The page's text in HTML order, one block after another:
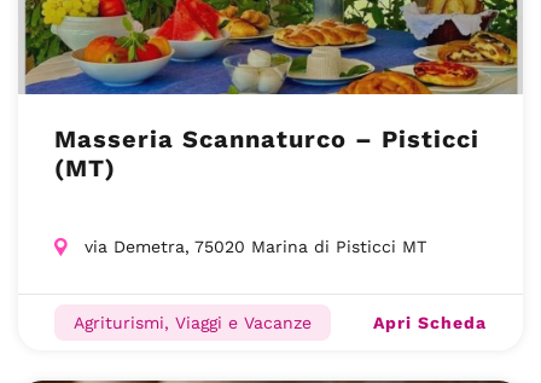
Masseria Scannaturco – Pisticci
(MT)
via Demetra, 75020 Marina di Pisticci MT
Agriturismi, Viaggi e Vacanze Apri Scheda